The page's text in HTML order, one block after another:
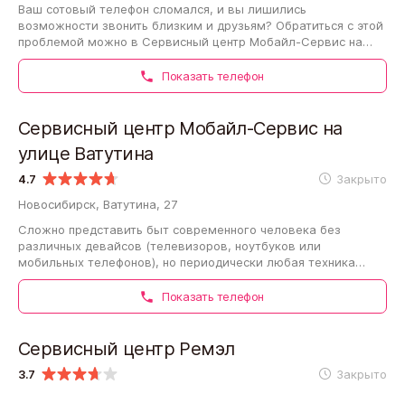
Ваш сотовый телефон сломался, и вы лишились
возможности звонить близким и друзьям? Обратиться с этой
проблемой можно в Сервисный центр Мобайл-Сервис на
улице Мичурина. Поводом для обращения…
Показать телефон
4.7 Закрыто
Сервисный центр Мобайл-Сервис на
улице Ватутина
Новосибирск, Ватутина, 27
Сложно представить быт современного человека без
различных девайсов (телевизоров, ноутбуков или
мобильных телефонов), но периодически любая техника
ломается. Если вашу электронику постигла такая…
Показать телефон
3.7 Закрыто
Сервисный центр Ремэл